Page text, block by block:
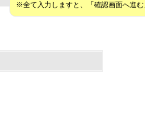
※全て入力しますと、「確認画面へ進む